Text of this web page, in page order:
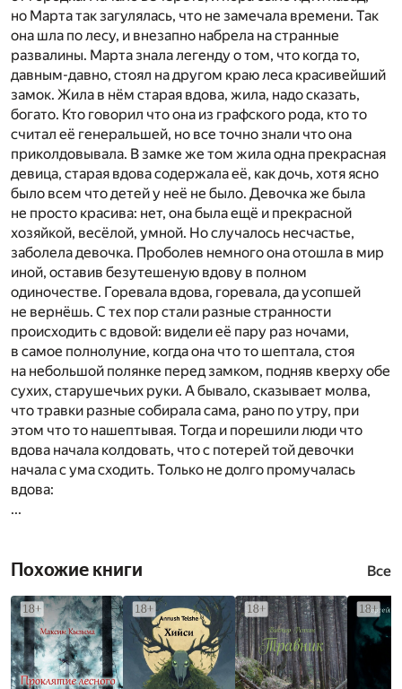
но Марта так загулялась, что не замечала времени. Так
она шла по лесу, и внезапно набрела на странные
развалины. Марта знала легенду о том, что когда то,
давным-давно, стоял на другом краю леса красивейший
замок. Жила в нём старая вдова, жила, надо сказать,
богато. Кто говорил что она из графского рода, кто то
считал её генеральшей, но все точно знали что она
приколдовывала. В замке же том жила одна прекрасная
девица, старая вдова содержала её, как дочь, хотя ясно
было всем что детей у неё не было. Девочка же была
не просто красива: нет, она была ещё и прекрасной
хозяйкой, весёлой, умной. Но случалось несчастье,
заболела девочка. Проболев немного она отошла в мир
иной, оставив безутешеную вдову в полном
одиночестве. Горевала вдова, горевала, да усопшей
не вернёшь. С тех пор стали разные странности
происходить с вдовой: видели её пару раз ночами,
в самое полнолуние, когда она что то шептала, стоя
на небольшой полянке перед замком, подняв кверху обе
сухих, старушечьих руки. А бывало, сказывает молва,
что травки разные собирала сама, рано по утру, при
этом что то нашептывая. Тогда и порешили люди что
вдова начала колдовать, что с потерей той девочки
начала с ума сходить. Только не долго промучалась
вдова:
...
Похожие книги Все